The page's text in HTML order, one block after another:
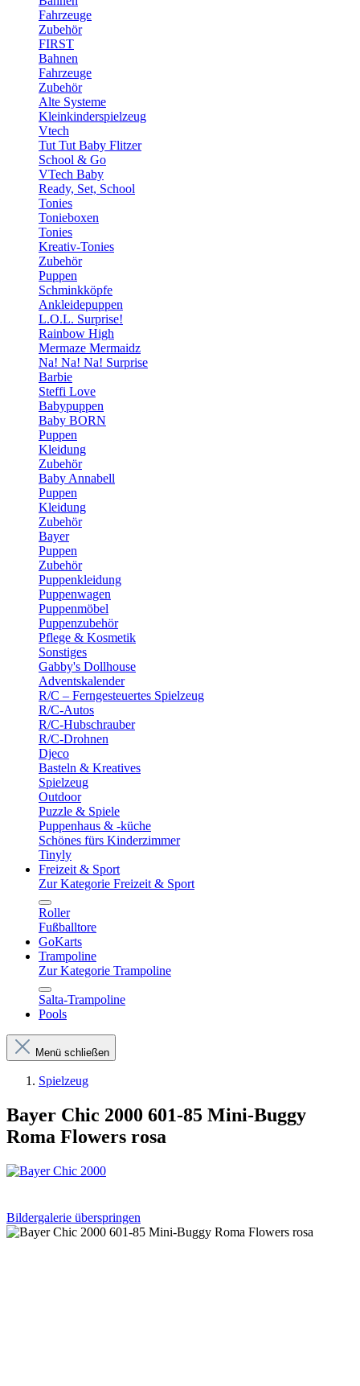
Fahrzeuge
Zubehör
FIRST
Bahnen
Fahrzeuge
Zubehör
Alte Systeme
Kleinkinderspielzeug
Vtech
Tut Tut Baby Flitzer
School & Go
VTech Baby
Ready, Set, School
Tonies
Tonieboxen
Tonies
Kreativ-Tonies
Zubehör
Puppen
Schminkköpfe
Ankleidepuppen
L.O.L. Surprise!
Rainbow High
Mermaze Mermaidz
Na! Na! Na! Surprise
Barbie
Steffi Love
Babypuppen
Baby BORN
Puppen
Kleidung
Zubehör
Baby Annabell
Puppen
Kleidung
Zubehör
Bayer
Puppen
Zubehör
Puppenkleidung
Puppenwagen
Puppenmöbel
Puppenzubehör
Pflege & Kosmetik
Sonstiges
Gabby's Dollhouse
Adventskalender
R/C – Ferngesteuertes Spielzeug
R/C-Autos
R/C-Hubschrauber
R/C-Drohnen
Djeco
Basteln & Kreatives
Spielzeug
Outdoor
Puzzle & Spiele
Puppenhaus & -küche
Schönes fürs Kinderzimmer
Tinyly
Freizeit & Sport
Zur Kategorie Freizeit & Sport
Roller
Fußballtore
GoKarts
Trampoline
Zur Kategorie Trampoline
Salta-Trampoline
Pools
Menü schließen
Spielzeug
Bayer Chic 2000 601-85 Mini-Buggy
Roma Flowers rosa
Bildergalerie überspringen